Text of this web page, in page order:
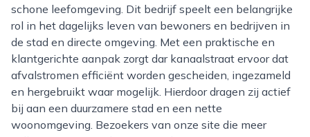
schone leefomgeving. Dit bedrijf speelt een belangrijke
rol in het dagelijks leven van bewoners en bedrijven in
de stad en directe omgeving. Met een praktische en
klantgerichte aanpak zorgt dar kanaalstraat ervoor dat
afvalstromen efficiënt worden gescheiden, ingezameld
en hergebruikt waar mogelijk. Hierdoor dragen zij actief
bij aan een duurzamere stad en een nette
woonomgeving. Bezoekers van onze site die meer